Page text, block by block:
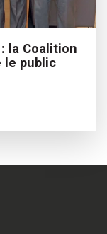
la Coalition
le public